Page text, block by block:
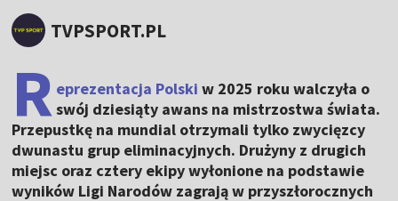
TVPSPORT.PL
R eprezentacja Polski w 2025 roku walczyła o
swój dziesiąty awans na mistrzostwa świata.
Przepustkę na mundial otrzymali tylko zwycięzcy
dwunastu grup eliminacyjnych. Drużyny z drugich
miejsc oraz cztery ekipy wyłonione na podstawie
wyników Ligi Narodów zagrają w przyszłorocznych